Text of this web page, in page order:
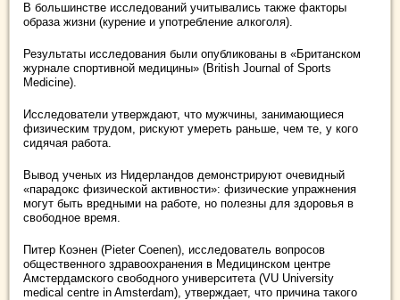
В большинстве исследований учитывались также факторы
образа жизни (курение и употребление алкоголя).
Результаты исследования были опубликованы в «Британском
журнале спортивной медицины» (British Journal of Sports
Medicine).
Исследователи утверждают, что мужчины, занимающиеся
физическим трудом, рискуют умереть раньше, чем те, у кого
сидячая работа.
Вывод ученых из Нидерландов демонстрируют очевидный
«парадокс физической активности»: физические упражнения
могут быть вредными на работе, но полезны для здоровья в
свободное время.
Питер Коэнен (Pieter Coenen), исследователь вопросов
общественного здравоохранения в Медицинском центре
Амстердамского свободного университета (VU University
medical centre in Amsterdam), утверждает, что причина такого